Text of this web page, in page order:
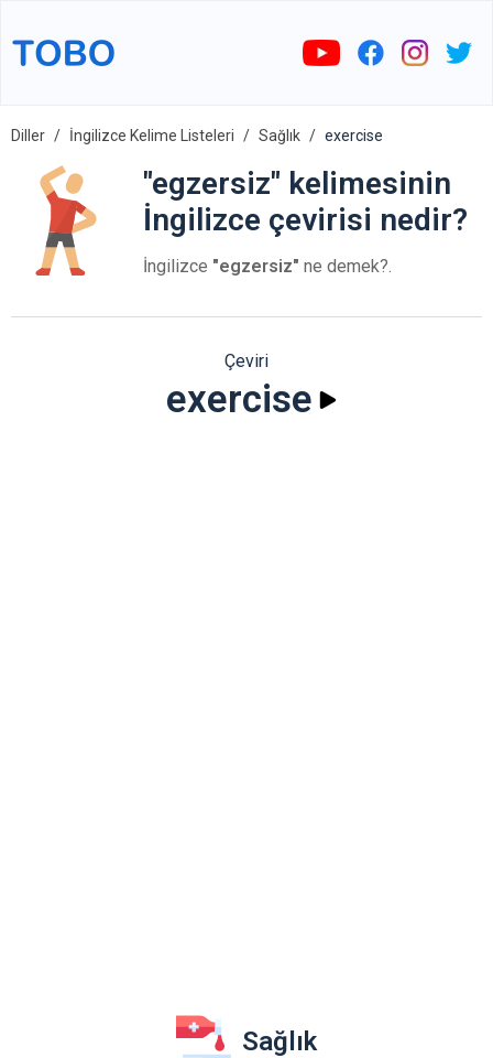
Diller İngilizce Kelime Listeleri Sağlık exercise
"egzersiz" kelimesinin
İngilizce çevirisi nedir?
İngilizce "egzersiz" ne demek?.
Çeviri
exercise
Sağlık